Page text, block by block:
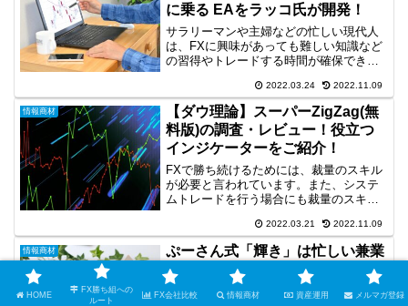
に乗る EAをラッコ氏が開発！
サラリーマンや主婦などの忙しい現代人
は、FXに興味があっても難しい知識など
の習得やトレードする時間が確保できな
は、王道のトレンドフォロー型の自動売
買である「White Bear Z USDJPY」とい
う商...
2022.03.24 2022.11.09
情報商材
【ダウ理論】スーパーZigZag(無
料版)の調査・レビュー！役立つ
インジケーターをご紹介！
FXで勝ち続けるためには、裁量のスキル
が必要と言われています。また、システ
ムトレードを行う場合にも裁量のスキル
量トレードの基礎となるダウ理論につい
て役に立つツールである「【ダウ理論】
スーパーZigZag(...
2022.03.21 2022.11.09
情報商材
ぷーさん式「輝き」は忙しい兼業
でも勝てる？トレードをシンプル
化する検証メモ
HOME
FX勝ち組への
ルート
FX会社比較 情報商材 資産運用 メルマガ登録